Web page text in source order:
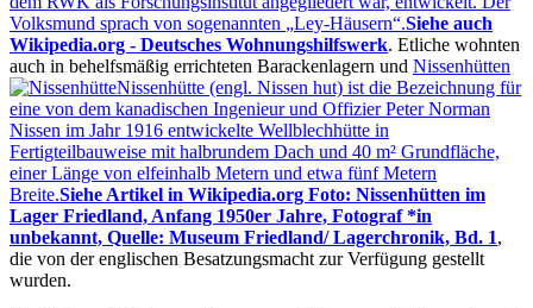
Volksmund sprach von sogenannten
Ley-Häusern .Siehe auch
Wikipedia.org - Deutsches Wohnungshilfswerk. Etliche wohnten
auch in behelfsmäßig errichteten Barackenlagern und Nissenhütten
Nissenhütte (engl. Nissen hut) ist die Bezeichnung für
eine von dem kanadischen Ingenieur und Offizier Peter Norman
Nissen im Jahr 1916 entwickelte Wellblechhütte in
Fertigteilbauweise mit halbrundem Dach und 40 m² Grundfläche,
einer Länge von elfeinhalb Metern und etwa fünf Metern
Breite.Siehe Artikel in Wikipedia.org Foto: Nissenhütten im
Lager Friedland, Anfang 1950er Jahre, Fotograf *in
unbekannt, Quelle: Museum Friedland/ Lagerchronik, Bd. 1,
die von der englischen Besatzungsmacht zur Verfügung gestellt
wurden.